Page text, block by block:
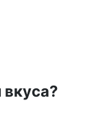
вкуса?